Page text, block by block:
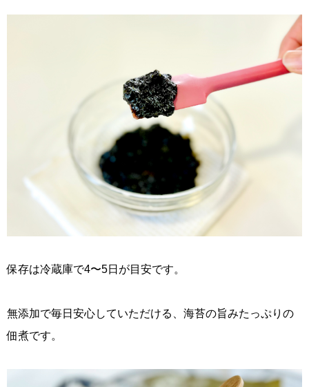
保存は冷蔵庫で4〜5日が目安です。
無添加で毎日安心していただける、海苔の旨みたっぷりの
佃煮です。